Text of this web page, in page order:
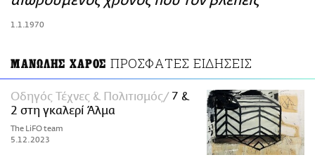
1.1.1970
ΜΑΝΩΛΗΣ ΧΑΡΟΣ ΠΡΟΣΦΑΤΕΣ ΕΙΔΗΣΕΙΣ
Οδηγός Τέχνες & Πολιτισμός
7 &
2 στη γκαλερί Άλμα
The LiFO team
5.12.2023